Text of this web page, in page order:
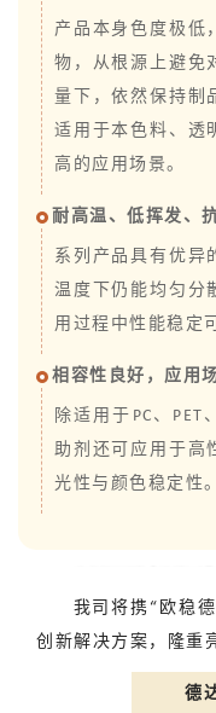
产品本身色度极低
物，从根源上避免
量下，依然保持制
适用于本色料、透
高的应用场景。
耐高温、低挥发、
系列产品具有优异
温度下仍能均匀分
用过程中性能稳定
相容性良好，应用
除适用于PC、
助剂还可应用于高
光性与颜色稳定性。
我司将携“欧稳
创新解决方案，隆重
德